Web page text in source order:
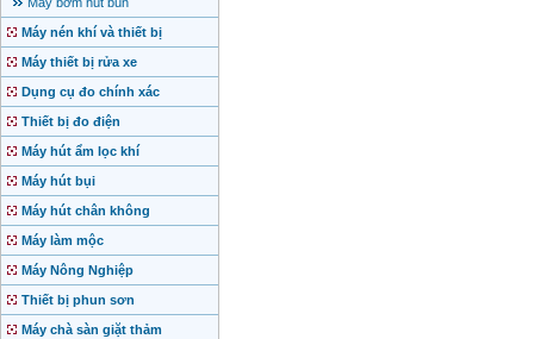
Máy nén khí và thiết bị
Máy thiết bị rửa xe
Dụng cụ đo chính xác
Thiết bị đo điện
Máy hút ẩm lọc khí
Máy hút bụi
Máy hút chân không
Máy làm mộc
Máy Nông Nghiệp
Thiết bị phun sơn
Máy chà sàn giặt thảm